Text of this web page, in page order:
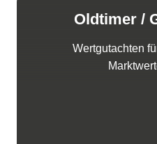
Oldtimer /
Wertgutachten